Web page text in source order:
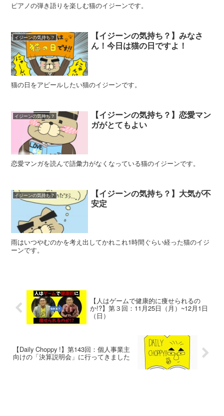
ピアノの弾き語りを楽しむ猫のイジーンです。
イジーンの気持ち？
【イジーンの気持ち？】みなさ
ん！今日は猫の日ですよ！
猫の日をアピールしたい猫のイジーンです。
イジーンの気持ち？
【イジーンの気持ち？】恋愛マン
ガがとてもよい
恋愛マンガを読んで語彙力がなくなっている猫のイジーンです。
イジーンの気持ち？
【イジーンの気持ち？】大気が不
安定
雨はいつやむのかを考え出してかれこれ1時間ぐらい経った猫のイジ
ーンです。
【人はゲームで健康的に痩せられるの
か!?】第３回：11月25日（月）~12月1日
（日）
【Daily Choppy !】第143回：個人事業主
向けの「決算説明会」に行ってきました